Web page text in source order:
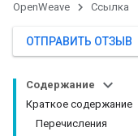
OpenWeave Ссылка
ОТПРАВИТЬ ОТЗЫВ
Содержание
Краткое содержание
Перечисления